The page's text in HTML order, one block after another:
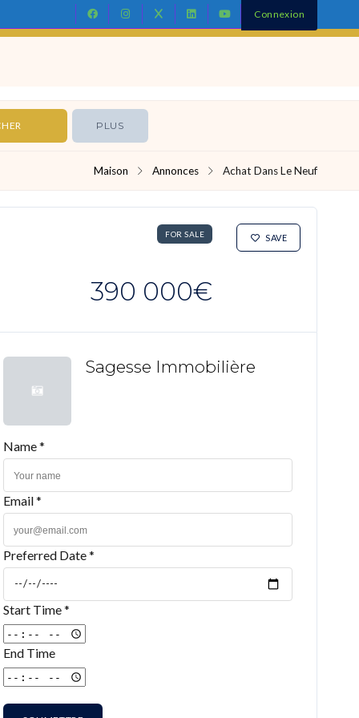
Connexion
PLUS
Maison Annonces Achat Dans Le Neuf
FOR SALE SAVE
390 000€
Sagesse Immobilière
Name *
Email *
Preferred Date *
Start Time *
End Time